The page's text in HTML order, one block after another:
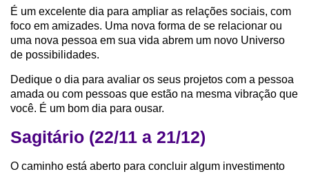
É um excelente dia para ampliar as relações sociais, com
foco em amizades. Uma nova forma de se relacionar ou
uma nova pessoa em sua vida abrem um novo Universo
de possibilidades.
Dedique o dia para avaliar os seus projetos com a pessoa
amada ou com pessoas que estão na mesma vibração que
você. É um bom dia para ousar.
Sagitário (22/11 a 21/12)
O caminho está aberto para concluir algum investimento